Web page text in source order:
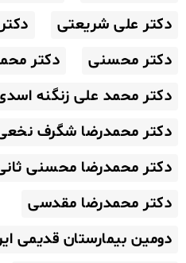
دکتر علی شریعتی
دکتر محسنی
دکتر
دکتر محمد علی زنگنه
دکتر محمدرضا شگرف
دکتر محمدرضا محسنی
دکتر محمدرضا مقدسی
دومین بیمارستان قدیمی